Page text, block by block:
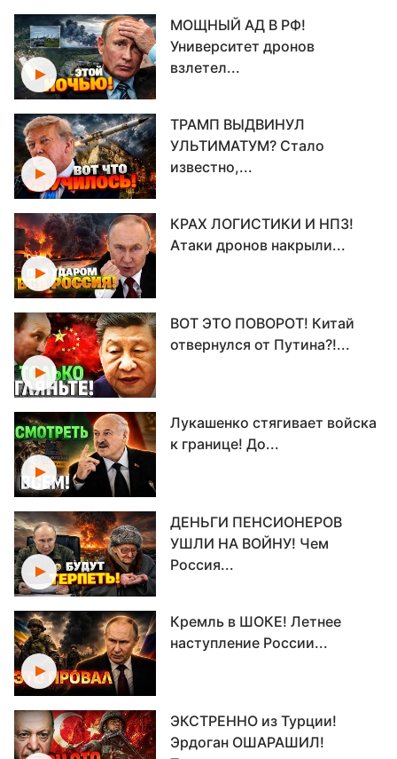
МОЩНЫЙ АД В РФ!
Университет дронов
взлетел...
ТРАМП ВЫДВИНУЛ
УЛЬТИМАТУМ? Стало
известно,...
КРАХ ЛОГИСТИКИ И НПЗ!
Атаки дронов накрыли...
ВОТ ЭТО ПОВОРОТ! Китай
отвернулся от Путина?!...
Лукашенко стягивает войска
к границе! До...
ДЕНЬГИ ПЕНСИОНЕРОВ
УШЛИ НА ВОЙНУ! Чем
Россия...
Кремль в ШОКЕ! Летнее
наступление России...
ЭКСТРЕННО из Турции!
Эрдоган ОШАРАШИЛ!